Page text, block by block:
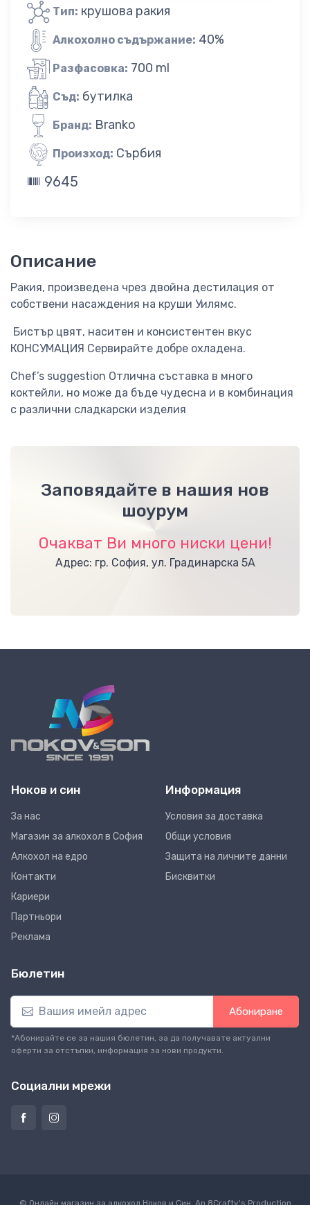
Тип: крушова ракия
Алкохолно съдържание: 40%
Разфасовка: 700 ml
Съд: бутилка
Бранд: Branko
Произход: Сърбия
9645
Описание
Ракия, произведена чрез двойна дестилация от
собствени насаждения на круши Уилямс.
Бистър цвят, наситен и консистентен вкус
КОНСУМАЦИЯ Сервирайте добре охладена.
Chef’s suggestion Отлична съставка в много
коктейли, но може да бъде чудесна и в комбинация
с различни сладкарски изделия
Заповядайте в нашия нов
шоурум
Очакват Ви много ниски цени!
Адрес: гр. София, ул. Градинарска 5А
Ноков и син
За нас
Магазин за алкохол в София
Алкохол на едро
Контакти
Кариери
Партньори
Реклама
Информация
Условия за доставка
Общи условия
Защита на личните данни
Бисквитки
Бюлетин
Абониране
*Абонирайте се за нашия бюлетин, за да получавате актуални
оферти за отстъпки, информация за нови продукти.
Социални мрежи
© Онлайн магазин за алкохол Ноков и Син. An 8Crafty's Production